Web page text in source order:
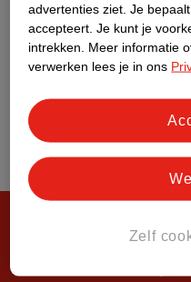
Steeds verrassend,
advertenties ziet. Je
accepteert. Je kunt je
intrekken.
Meer informatie
verwerken lees je in ons
Zelf